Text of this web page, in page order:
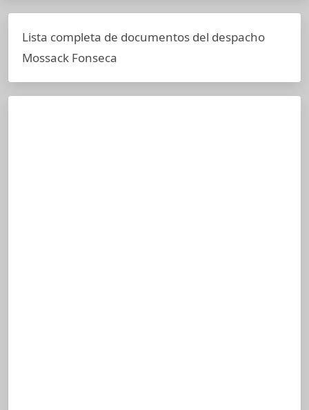
Lista completa de documentos del despacho
Mossack Fonseca